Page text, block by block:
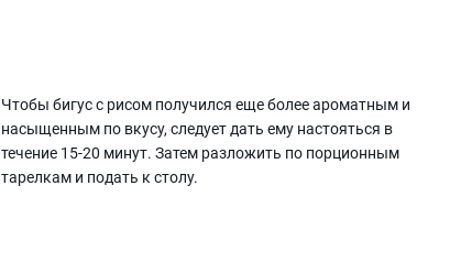
Чтобы бигус с рисом получился еще более ароматным и
насыщенным по вкусу, следует дать ему настояться в
течение 15-20 минут. Затем разложить по порционным
тарелкам и подать к столу.